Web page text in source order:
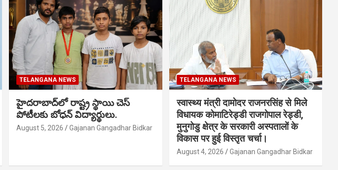
TELANGANA NEWS
హైదరాబాద్‌లో రాష్ట్ర స్థాయి చెస్
పోటీలకు బోధన్ విద్యార్థులు.
August 5, 2026 Gajanan Gangadhar Bidkar
TELANGANA NEWS
स्वास्थ्य मंत्री दामोदर राजनरसिंह से मिले
विधायक कोमाटिरेड्डी राजगोपाल रेड्डी,
मुनुगोडु क्षेत्र के सरकारी अस्पतालों के
विकास पर हुई विस्तृत चर्चा।
August 4, 2026 Gajanan Gangadhar Bidkar